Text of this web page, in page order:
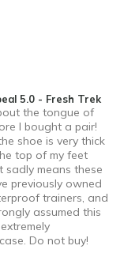
5.0 - Fresh Trek
the tongue of
I bought a pair!
shoe is very thick
top of my feet
sadly means these
previously owned
trainers, and
assumed this
Do not buy!